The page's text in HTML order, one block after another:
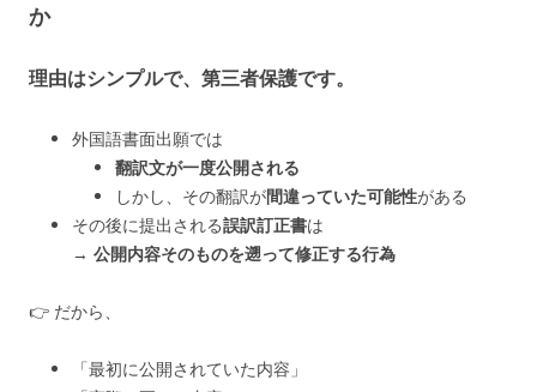
か
理由はシンプルで、 第三者保護です。
外国語書面出願では
翻訳文が一度公開される
しかし、その翻訳が間違っていた可能性がある
その後に提出される誤訳訂正書は
→ 公開内容そのものを遡って修正する行為
👉 だから、
「最初に公開されていた内容」